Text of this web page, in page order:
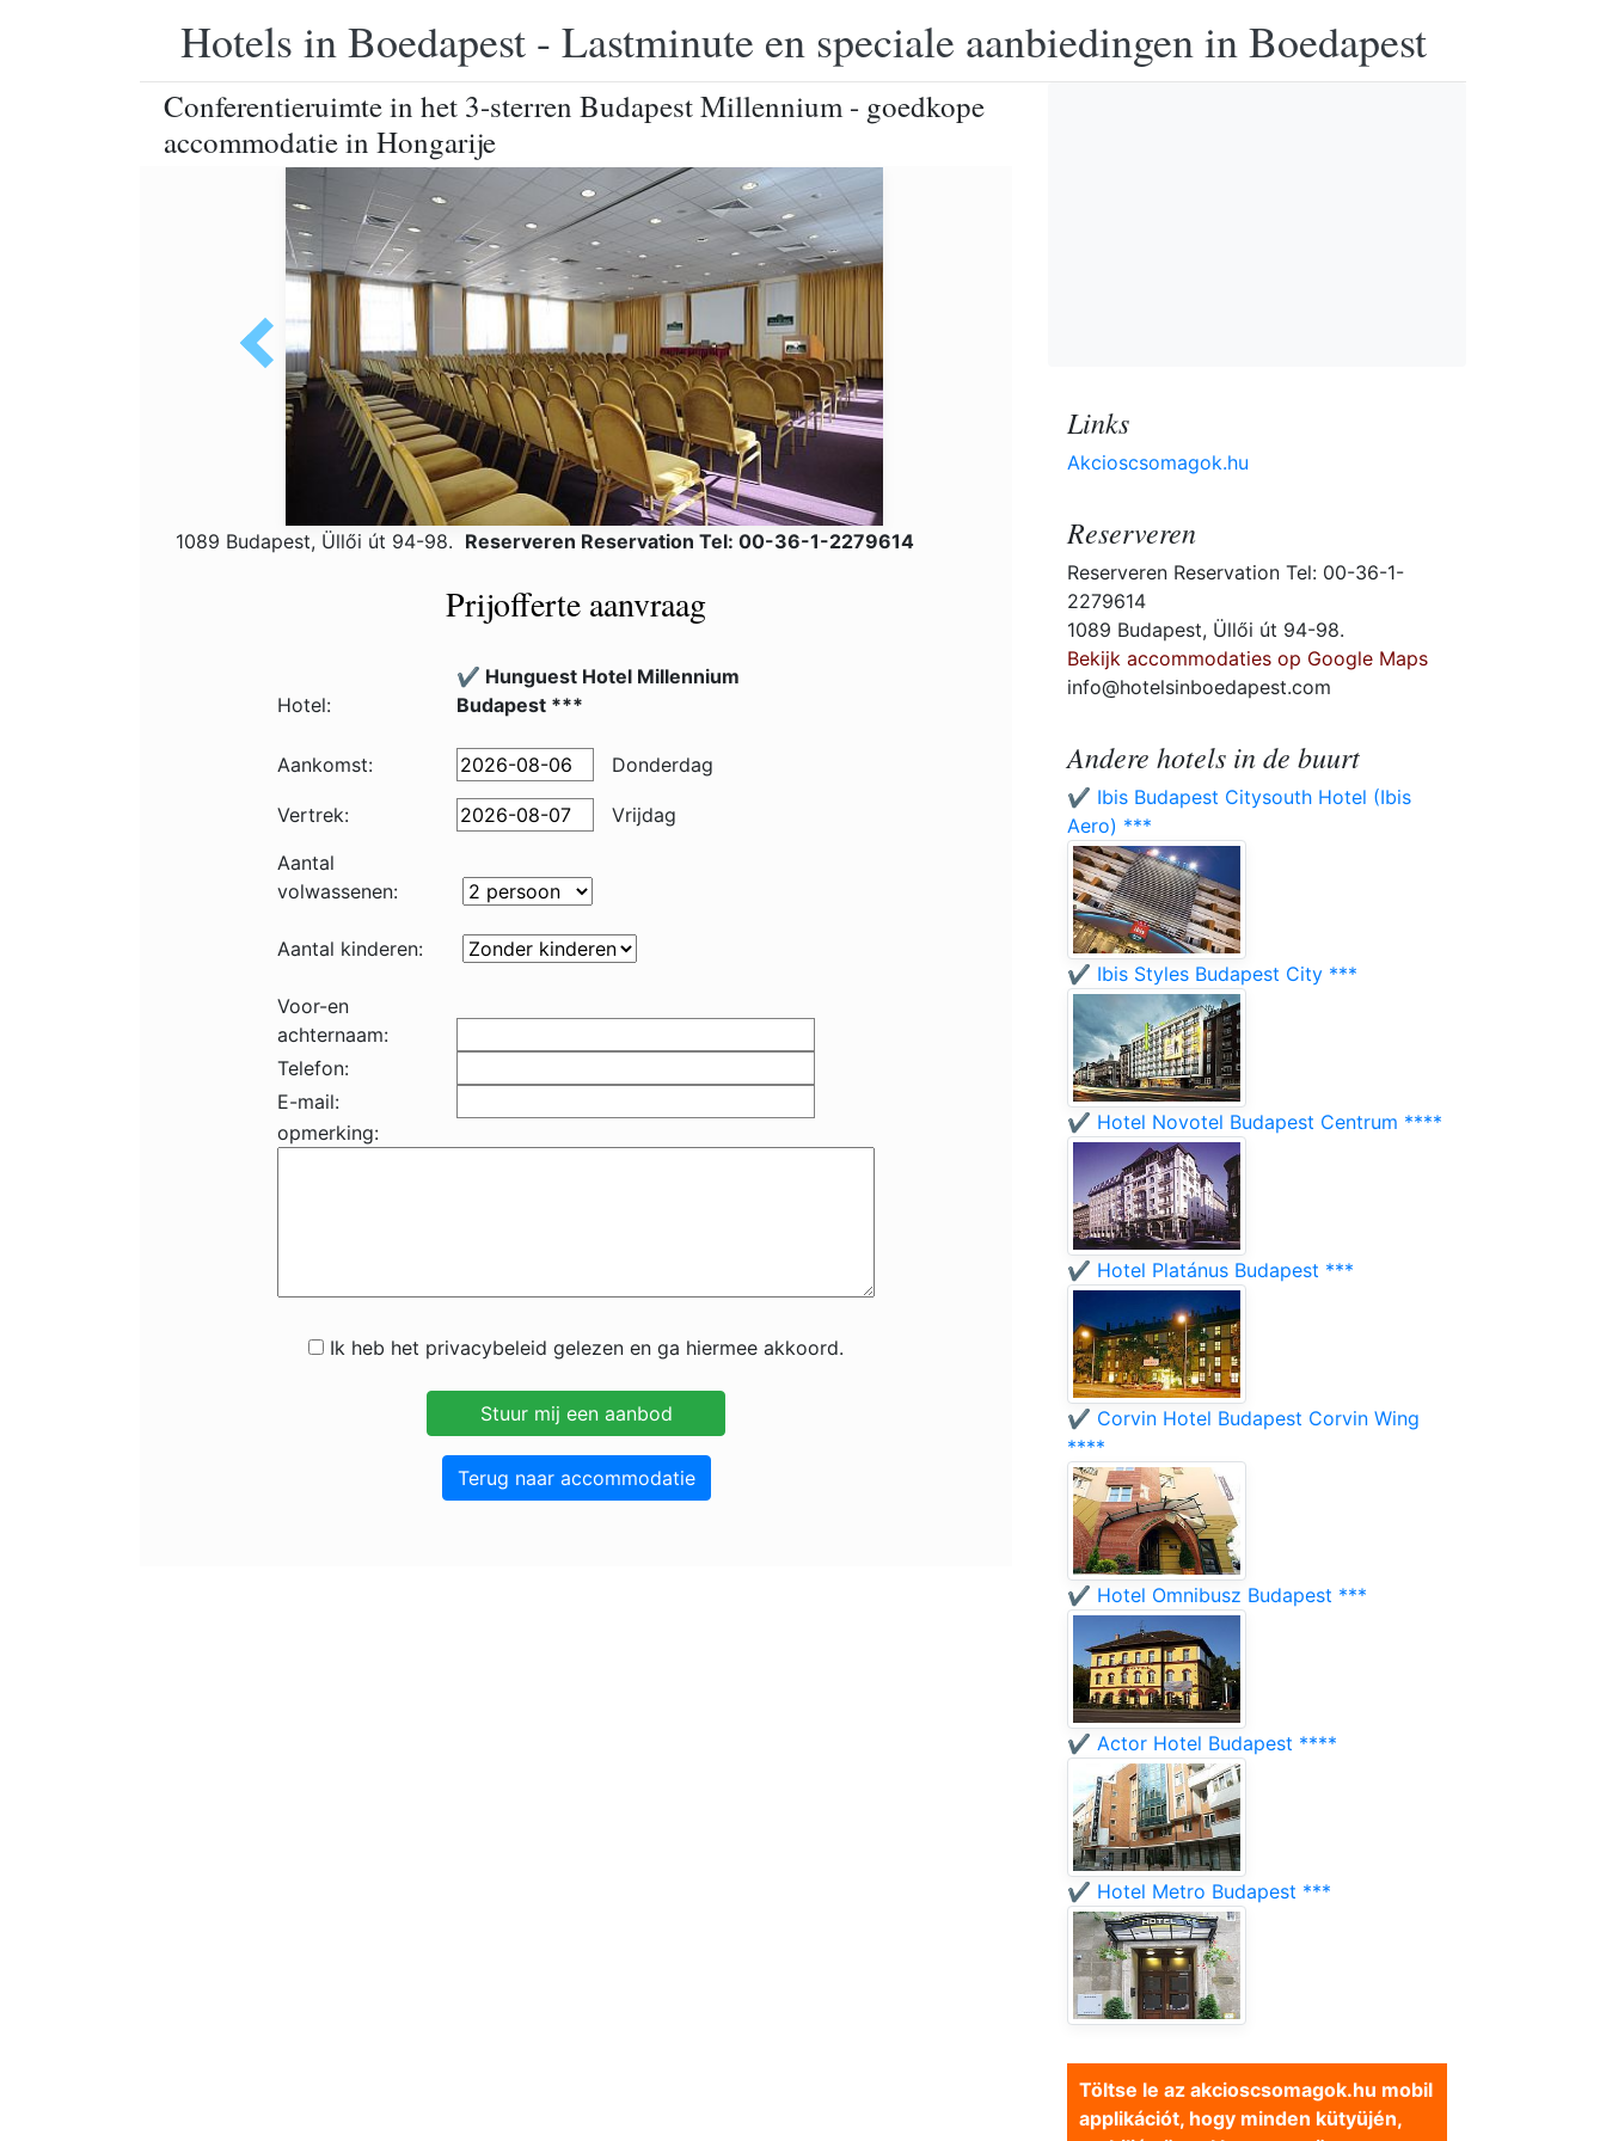
Hotels in Boedapest - Lastminute en speciale aanbiedingen in Boedapest
Conferentieruimte in het 3-sterren Budapest Millennium - goedkope
accommodatie in Hongarije
1089 Budapest, Üllői út 94-98. Reserveren Reservation Tel: 00-36-1-2279614
Prijofferte aanvraag
Hotel:
✔️ Hunguest Hotel Millennium
Budapest ***
Aankomst: Donderdag
Vertrek:
Vrijdag
Aantal
volwassenen:
Aantal kinderen:
Voor-en
achternaam:
Telefon:
E-mail:
opmerking:
Ik heb het privacybeleid gelezen en ga hiermee akkoord.
Terug naar accommodatie
Links
Akcioscsomagok.hu
Reserveren
Reserveren Reservation Tel: 00-36-1-
2279614
1089 Budapest, Üllői út 94-98.
Bekijk accommodaties op Google Maps
info@hotelsinboedapest.com
Andere hotels in de buurt
✔️ Ibis Budapest Citysouth Hotel (Ibis
Aero) ***
✔️ Ibis Styles Budapest City ***
✔️ Hotel Novotel Budapest Centrum ****
✔️ Hotel Platánus Budapest ***
✔️ Corvin Hotel Budapest Corvin Wing
****
✔️ Hotel Omnibusz Budapest ***
✔️ Actor Hotel Budapest ****
✔️ Hotel Metro Budapest ***
Töltse le az akcioscsomagok.hu mobil
applikációt, hogy minden kütyüjén,